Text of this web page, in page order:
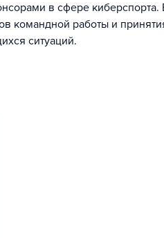
в сфере
командной работы и
ситуаций.